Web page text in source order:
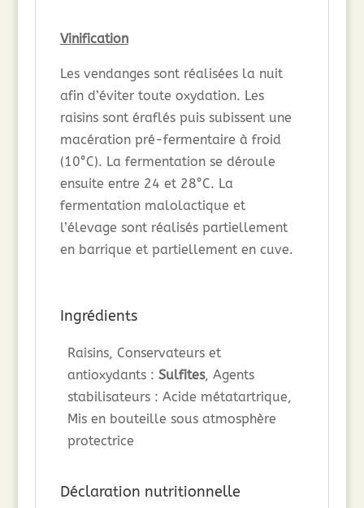
Vinification
Les vendanges sont réalisées la nuit
afin d’éviter toute oxydation. Les
raisins sont éraflés puis subissent une
macération pré-fermentaire à froid
(10°C). La fermentation se déroule
ensuite entre 24 et 28°C. La
fermentation malolactique et
l’élevage sont réalisés partiellement
en barrique et partiellement en cuve.
Ingrédients
Raisins, Conservateurs et
antioxydants : Sulfites, Agents
stabilisateurs : Acide métatartrique,
Mis en bouteille sous atmosphère
protectrice
Déclaration nutritionnelle